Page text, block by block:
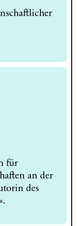
für
an der
des